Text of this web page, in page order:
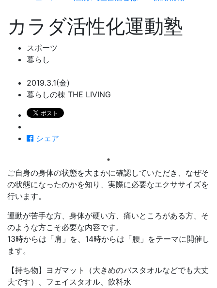
カラダ活性化運動塾
スポーツ
暮らし
2019.3.1(金)
暮らしの棟 THE LIVING
シェア
ご自身の身体の状態を大まかに確認していただき、なぜそ
の状態になったのかを知り、実際に必要なエクササイズを
行います。
運動が苦手な方、身体が硬い方、痛いところがある方、そ
のような方こそ必要な内容です。
13時からは「肩」を、14時からは「腰」をテーマに開催し
ます。
【持ち物】ヨガマット（大きめのバスタオルなどでも大丈
夫です）、フェイスタオル、飲料水